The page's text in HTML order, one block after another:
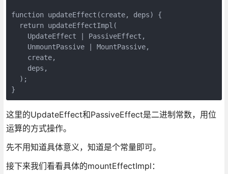
function updateEffect(create, deps) {
  return updateEffectImpl(
    UpdateEffect | PassiveEffect,
    UnmountPassive | MountPassive,
    create,
    deps,
  );
}
这里的UpdateEffect和PassiveEffect是二进制常数，用位
运算的方式操作。
先不用知道具体意义，知道是个常量即可。
接下来我们看看具体的mountEffectImpl：